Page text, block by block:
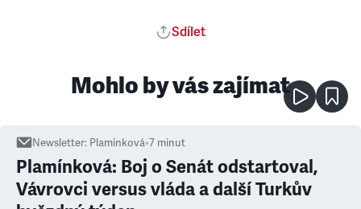
Sdílet
Mohlo by vás zajímat
Newsletter: Plamínková•7 minut
Plamínková: Boj o Senát odstartoval,
Vávrovci versus vláda a další Turkův